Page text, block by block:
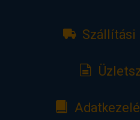
Szállítási